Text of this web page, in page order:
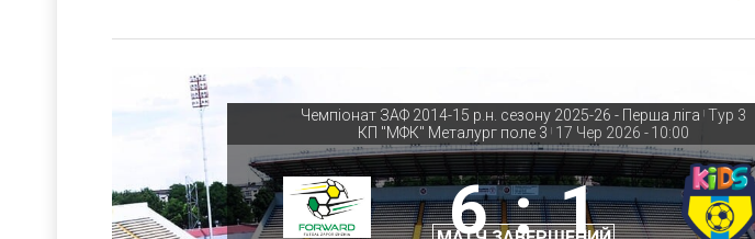
Чемпіонат ЗАФ 2014-15 р.н. сезону 2025-26 - Перша ліга | Тур 3
КП "МФК" Металург поле 3 | 17 Чер 2026 - 10:00
6 : 1